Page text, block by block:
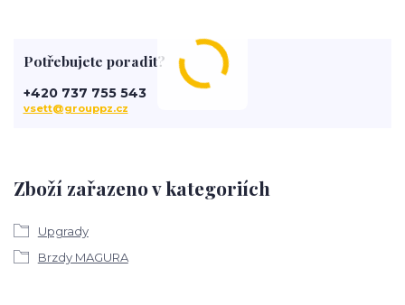
Zboží zařazeno v kategoriích
Upgrady
Brzdy MAGURA
Potřebujete poradit?
+420 737 755 543
vsett@grouppz.cz